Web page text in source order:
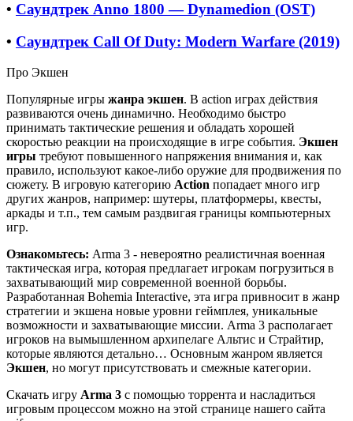
• Саундтрек Anno 1800 — Dynamedion (OST)
• Саундтрек Call Of Duty: Modern Warfare (2019)
Про Экшен
Популярные игры жанра экшен. В action играх действия
развиваются очень динамично. Необходимо быстро
принимать тактические решения и обладать хорошей
скоростью реакции на происходящие в игре события. Экшен
игры требуют повышенного напряжения внимания и, как
правило, используют какое-либо оружие для продвижения по
сюжету. В игровую категорию Action попадает много игр
других жанров, например: шутеры, платформеры, квесты,
аркады и т.п., тем самым раздвигая границы компьютерных
игр.
Ознакомьтесь: Arma 3 - невероятно реалистичная военная
тактическая игра, которая предлагает игрокам погрузиться в
захватывающий мир современной военной борьбы.
Разработанная Bohemia Interactive, эта игра привносит в жанр
стратегии и экшена новые уровни геймплея, уникальные
возможности и захватывающие миссии. Arma 3 располагает
игроков на вымышленном архипелаге Альтис и Страйтир,
которые являются детально… Основным жанром является
Экшен, но могут присутствовать и смежные категории.
Скачать игру Arma 3 с помощью торрента и насладиться
игровым процессом можно на этой странице нашего сайта